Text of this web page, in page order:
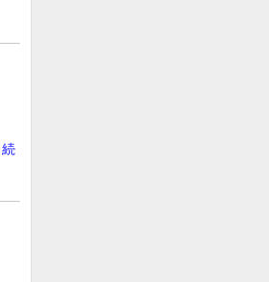
続